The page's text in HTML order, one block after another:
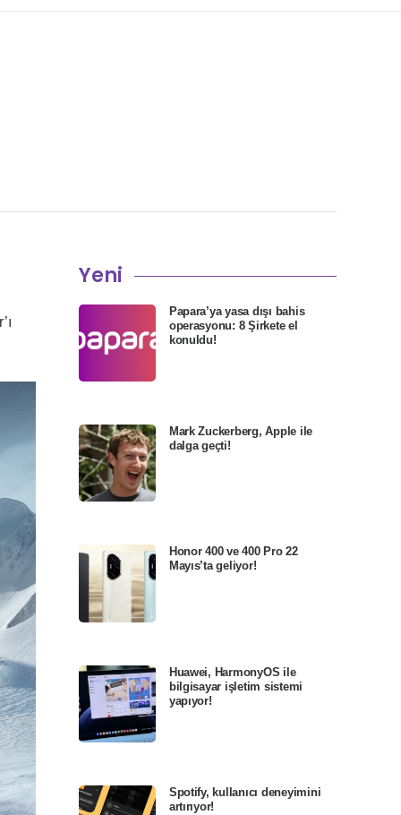
Yeni
Papara’ya yasa dışı bahis
operasyonu: 8 Şirkete el
konuldu!
Mark Zuckerberg, Apple ile
dalga geçti!
Honor 400 ve 400 Pro 22
Mayıs’ta geliyor!
Huawei, HarmonyOS ile
bilgisayar işletim sistemi
yapıyor!
Spotify, kullanıcı deneyimini
artırıyor!